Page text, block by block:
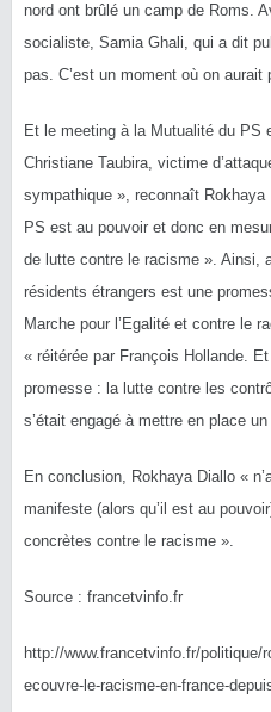
nord ont brûlé un camp de Roms.
socialiste, Samia Ghali, qui a dit
pas. C’est un moment où on aurait
Et le meeting à la Mutualité du PS
Christiane Taubira, victime
sympathique », reconnaît
PS est au pouvoir et donc en
de lutte contre le racisme ». Ainsi,
résidents étrangers est une
Marche pour l’Egalité et contre le
« réitérée par François Hollande.
promesse : la lutte contre les
s’était engagé à mettre en place
En conclusion, Rokhaya Diallo «
manifeste (alors qu’il est au
concrètes contre le racisme ».
Source : francetvinfo.fr
http://www.francetvinfo.fr/politique/
ecouvre-le-racisme-en-france-d